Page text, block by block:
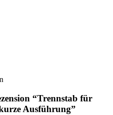
“Trennstab für
Ausführung”